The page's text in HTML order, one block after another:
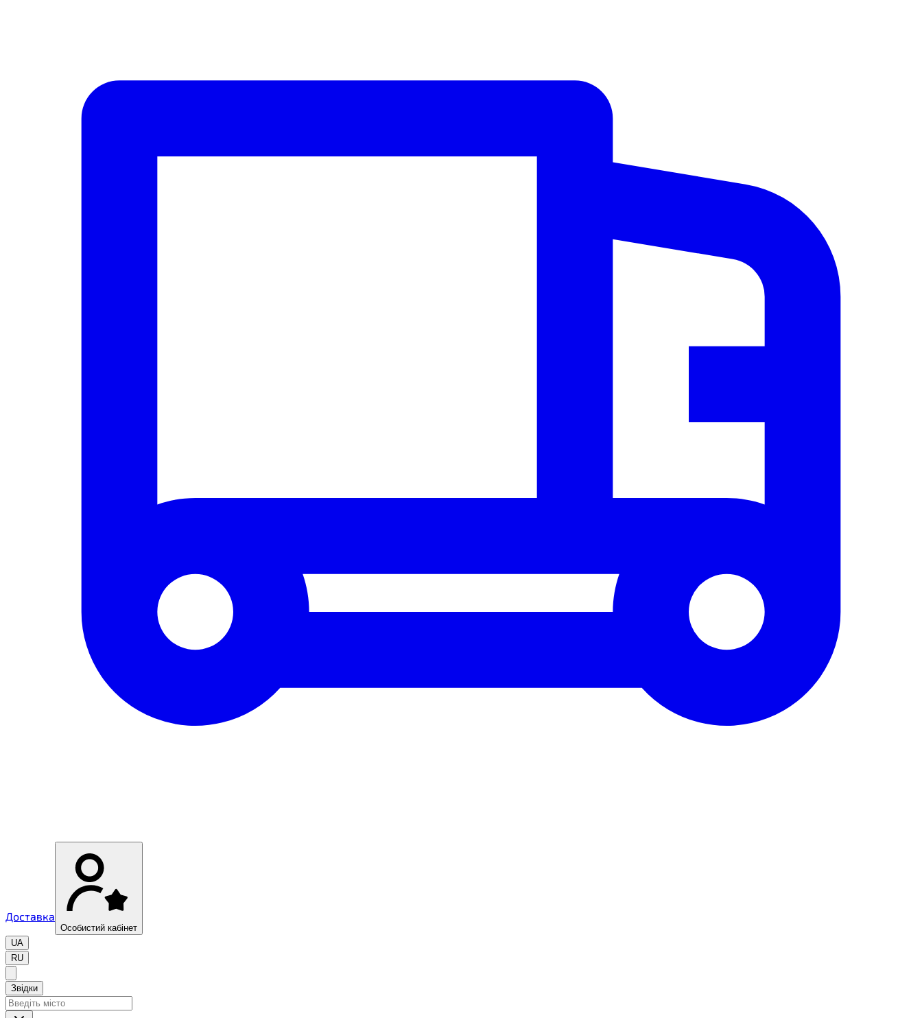
Доставка
Особистий кабінет
UA
RU
Звідки